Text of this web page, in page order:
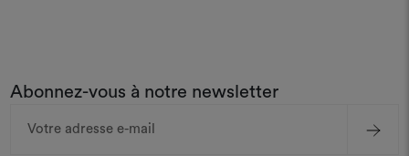
Abonnez-vous à notre newsletter